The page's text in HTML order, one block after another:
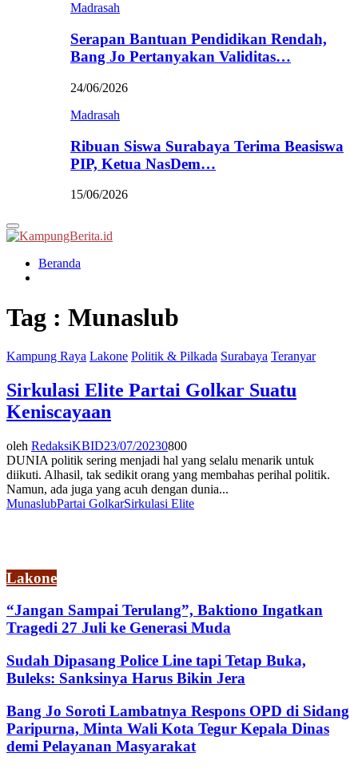
Madrasah
Serapan Bantuan Pendidikan Rendah,
Bang Jo Pertanyakan Validitas…
24/06/2026
Madrasah
Ribuan Siswa Surabaya Terima Beasiswa
PIP, Ketua NasDem…
15/06/2026
Primary
Menu
Beranda
Tag : Munaslub
Kampung Raya Lakone Politik & Pilkada Surabaya Teranyar
Sirkulasi Elite Partai Golkar Suatu
Keniscayaan
oleh RedaksiKBID23/07/20230800
DUNIA politik sering menjadi hal yang selalu menarik untuk
diikuti. Alhasil, tak sedikit orang yang membahas perihal politik.
Namun, ada juga yang acuh dengan dunia...
MunaslubPartai GolkarSirkulasi Elite
Lakone
“Jangan Sampai Terulang”, Baktiono Ingatkan
Tragedi 27 Juli ke Generasi Muda
Sudah Dipasang Police Line tapi Tetap Buka,
Buleks: Sanksinya Harus Bikin Jera
Bang Jo Soroti Lambatnya Respons OPD di Sidang
Paripurna, Minta Wali Kota Tegur Kepala Dinas
demi Pelayanan Masyarakat